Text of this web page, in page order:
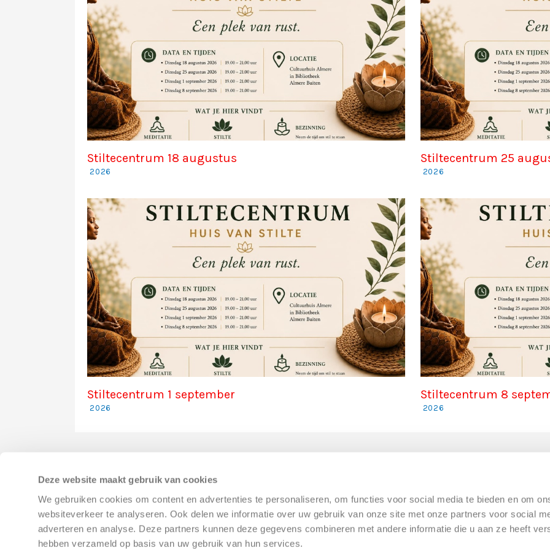
Deze website maakt gebruik van cookies
We gebruiken cookies om content en advertenties te personaliseren, om functies voor social media te bieden en om
websiteverkeer te analyseren. Ook delen we informatie over uw gebruik van onze site met onze partners voor social
adverteren en analyse. Deze partners kunnen deze gegevens combineren met andere informatie die u aan ze heeft
hebben verzameld op basis van uw gebruik van hun services.
Stiltecentrum 18 augustus
2026
Stiltecentrum 25
2026
Stiltecentrum 1 september
2026
Stiltecentrum 8
2026